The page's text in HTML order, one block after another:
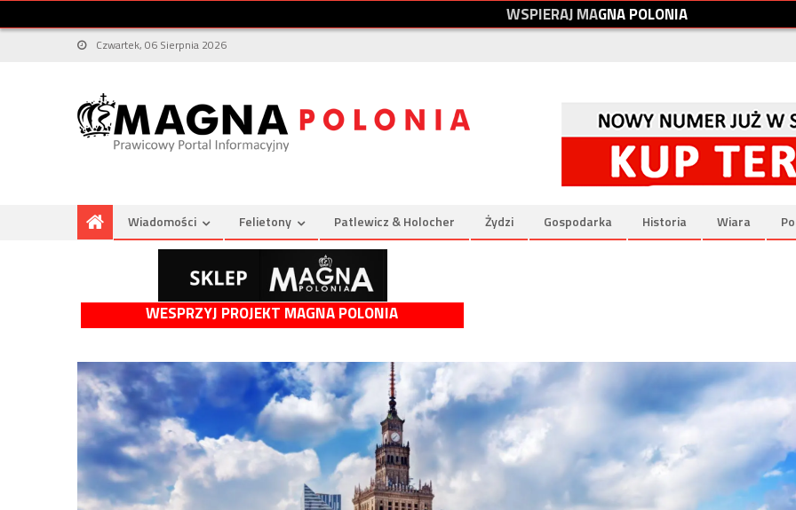
WSPIERAJMAGNAPOLONIA
Czwartek, 06 Sierpnia 2026
Wiadomości Felietony Patlewicz & Holocher Żydzi Gospodarka Historia Wiara
WESPRZYJ PROJEKT MAGNA POLONIA